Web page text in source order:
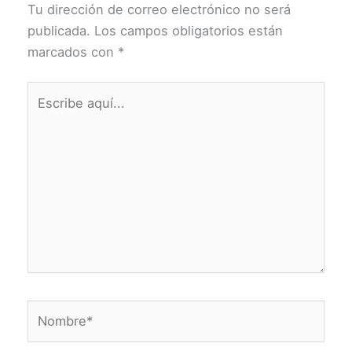
Tu dirección de correo electrónico no será
publicada. Los campos obligatorios están
marcados con *
aquí...